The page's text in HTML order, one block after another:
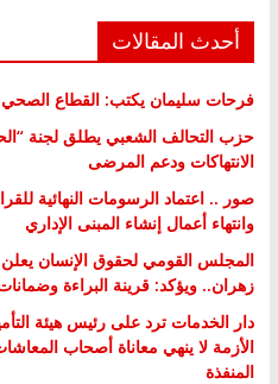
أحدث المقالات
فرحات سليمان يكتب: القطاع الصحي
حزب التحالف الشعبي يطلق لجنة
الانتهاكات ودعم المرضى
صور .. اعتماد الرسومات النهائية
وانتهاء أعمال إنشاء المبنى الإداري
المجلس القومي لحقوق الإنسان
زهران.. ويؤكد: قرينة البراءة
دار الخدمات ترد على رئيس هيئة
الأزمة لا ينهي معاناة أصحاب
المنفذة